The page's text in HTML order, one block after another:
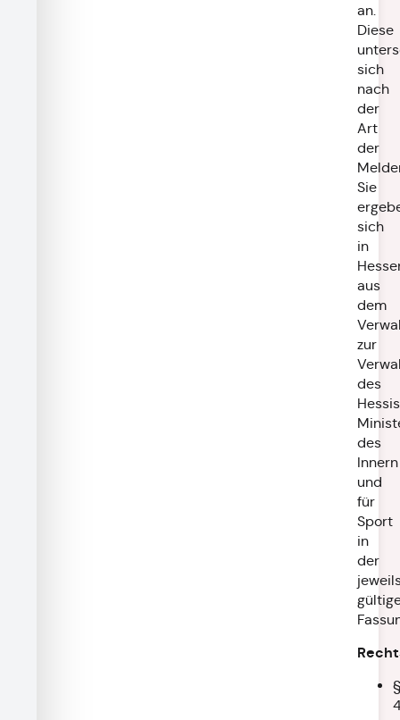
an.
Diese
sich
nach
der
Art
der
Sie
sich
in
aus
dem
zur
des
des
Innern
und
für
Sport
in
der